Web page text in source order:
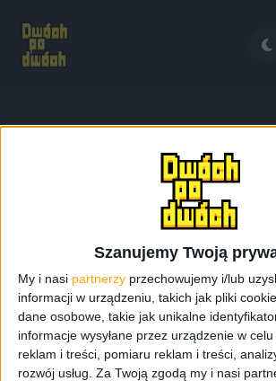
Szanujemy Twoją
My i nasi partnerzy przechowujemy i/lub
informacji w urządzeniu, takich jak pliki
dane osobowe, takie jak unikalne
informacje wysyłane przez urządzenie w
reklam i treści, pomiaru reklam i treści,
rozwój usług. Za Twoją zgodą my i nasi
Galaxy S4 gdzie najtaniej
Galaxy S4 gdzie
najtaniej